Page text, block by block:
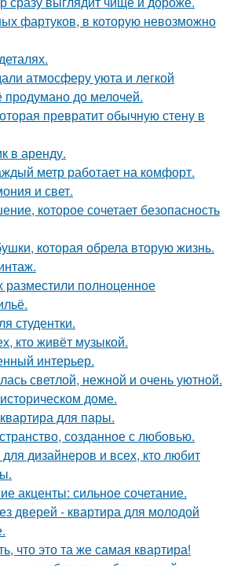
фартуков, в которую невозможно
атмосферу уюта и легкой
продумано до мелочей.
превратит обычную стену в
в аренду.
метр работает на комфорт.
и свет.
которое сочетает безопасность
которая обрела вторую жизнь.
разместили полноценное
студентки.
кто живёт музыкой.
интерьер.
светлой, нежной и очень уютной.
доме.
для пары.
созданное с любовью.
дизайнеров и всех, кто любит
акценты: сильное сочетание.
дверей - квартира для молодой
что это та же самая квартира!